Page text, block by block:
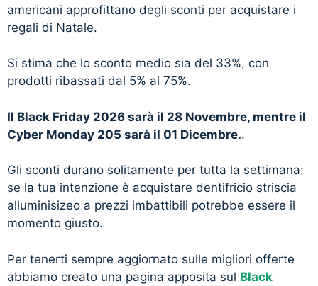
americani approfittano degli sconti per acquistare i
regali di Natale.
Si stima che lo sconto medio sia del 33%, con
prodotti ribassati dal 5% al 75%.
Il Black Friday 2026 sarà il 28 Novembre, mentre il
Cyber Monday 205 sarà il 01 Dicembre..
Gli sconti durano solitamente per tutta la settimana:
se la tua intenzione è acquistare dentifricio striscia
alluminisizeo a prezzi imbattibili potrebbe essere il
momento giusto.
Per tenerti sempre aggiornato sulle migliori offerte
abbiamo creato una pagina apposita sul Black